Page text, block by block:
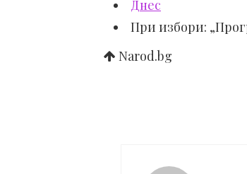
Днес
При избори:
Narod.bg